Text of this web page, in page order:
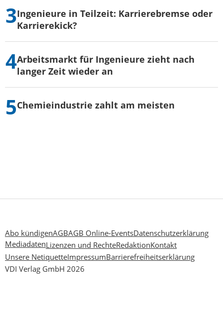
Ingenieure in Teilzeit: Karrierebremse oder
Karrierekick?
Arbeitsmarkt für Ingenieure zieht nach
langer Zeit wieder an
Chemieindustrie zahlt am meisten
Abo kündigenAGBAGB Online-EventsDatenschutzerklärung
MediadatenLizenzen und RechteRedaktionKontakt
Unsere NetiquetteImpressumBarrierefreiheitserklärung
VDI Verlag GmbH 2026